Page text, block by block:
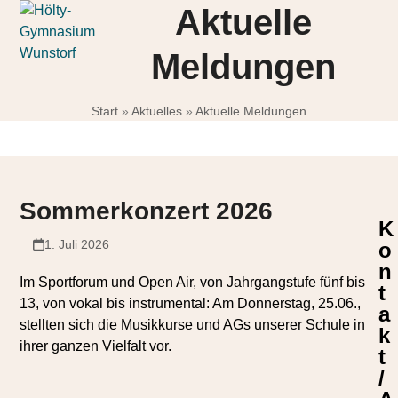
Skip
content
Open
mobile
Close
mobile
Aktuelle
Meldungen
Start » Aktuelles » Aktuelle Meldungen
Sommerkonzert 2026
1. Juli 2026
Im Sportforum und Open Air, von Jahrgangstufe fünf bis
13, von vokal bis instrumental: Am Donnerstag, 25.06.,
stellten sich die Musikkurse und AGs unserer Schule in
ihrer ganzen Vielfalt vor.
K
o
n
t
a
k
t
/